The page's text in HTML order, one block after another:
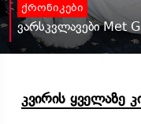
ქრონიკები
ვარსკვლავები Met
კვირის ყველაზე